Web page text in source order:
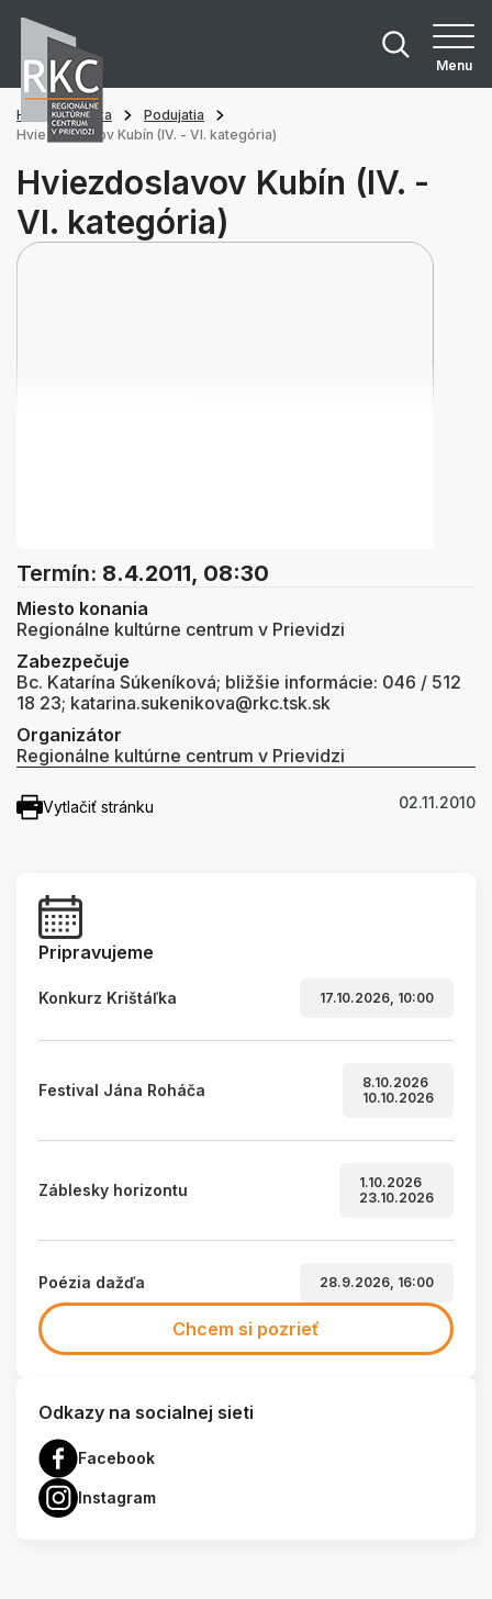
Menu
Hlavná stránka
Podujatia
Hviezdoslavov Kubín (IV. - VI. kategória)
Hviezdoslavov Kubín (IV. -
VI. kategória)
Termín: 8.4.2011, 08:30
Miesto konania
Regionálne kultúrne centrum v Prievidzi
Zabezpečuje
Bc. Katarína Súkeníková; bližšie informácie: 046 / 512
18 23; katarina.sukenikova@rkc.tsk.sk
Organizátor
Regionálne kultúrne centrum v Prievidzi
Vytlačiť stránku 02.11.2010
Pripravujeme
Konkurz Krištáľka 17.10.2026, 10:00
Festival Jána Roháča
8.10.2026
10.10.2026
Záblesky horizontu
1.10.2026
23.10.2026
Poézia dažďa 28.9.2026, 16:00
Chcem si pozrieť
Odkazy na socialnej sieti
Facebook
Instagram